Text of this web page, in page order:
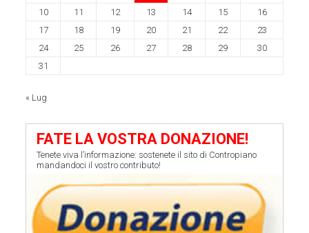
10
11 12 13 14 15
16
17
18 19 20 21 22
23
24
25 26 27 28 29
30
31
« Lug
FATE LA VOSTRA DONAZIONE!
Tenete viva l’informazione: sostenete il sito di Contropiano
mandandoci il vostro contributo!